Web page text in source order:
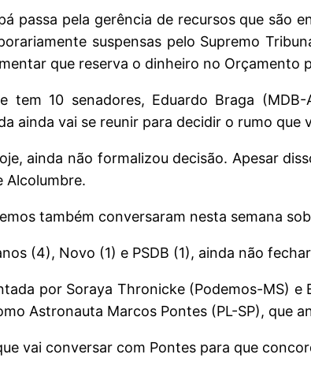
passa pela gerência de recursos que são
suspensas pelo Supremo
que reserva o dinheiro no Orçamento
tem 10 senadores, Eduardo Braga
ainda vai se reunir para decidir o rumo que
ainda não formalizou decisão. Apesar
Alcolumbre.
também conversaram nesta semana
(4), Novo (1) e PSDB (1), ainda não
por Soraya Thronicke (Podemos-MS)
Astronauta Marcos Pontes (PL-SP), que
vai conversar com Pontes para que